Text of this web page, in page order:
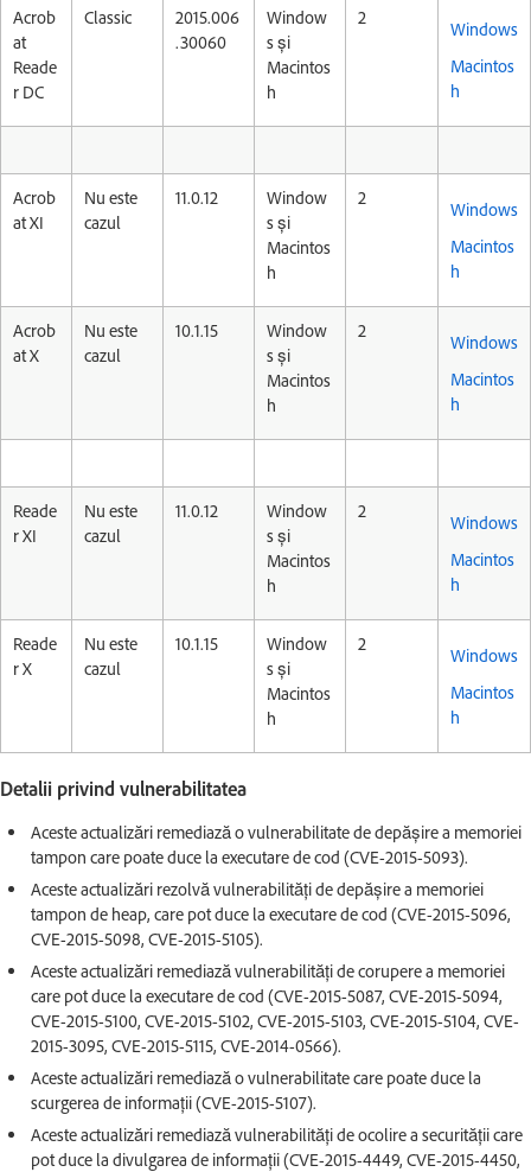
Acrob
at
Reade
r DC
Classic
2015.006
.30060
Window
s și
Macintos
h
2
Windows
Macintos
h
Acrob
at XI
Nu este
cazul
11.0.12
Window
s și
Macintos
h
2
Windows
Macintos
h
Acrob
at X
Nu este
cazul
10.1.15
Window
s și
Macintos
h
2
Windows
Macintos
h
Reade
r XI
Nu este
cazul
11.0.12
Window
s și
Macintos
h
2
Windows
Macintos
h
Reade
r X
Nu este
cazul
10.1.15
Window
s și
Macintos
h
2
Windows
Macintos
h
Detalii privind vulnerabilitatea
Aceste actualizări remediază o vulnerabilitate de depășire a memoriei
tampon care poate duce la executare de cod (CVE-2015-5093).
Aceste actualizări rezolvă vulnerabilități de depășire a memoriei
tampon de heap, care pot duce la executare de cod (CVE-2015-5096,
CVE-2015-5098, CVE-2015-5105).
Aceste actualizări remediază vulnerabilități de corupere a memoriei
care pot duce la executare de cod (CVE-2015-5087, CVE-2015-5094,
CVE-2015-5100, CVE-2015-5102, CVE-2015-5103, CVE-2015-5104, CVE-
2015-3095, CVE-2015-5115, CVE-2014-0566).
Aceste actualizări remediază o vulnerabilitate care poate duce la
scurgerea de informații (CVE-2015-5107).
Aceste actualizări remediază vulnerabilități de ocolire a securității care
pot duce la divulgarea de informații (CVE-2015-4449, CVE-2015-4450,